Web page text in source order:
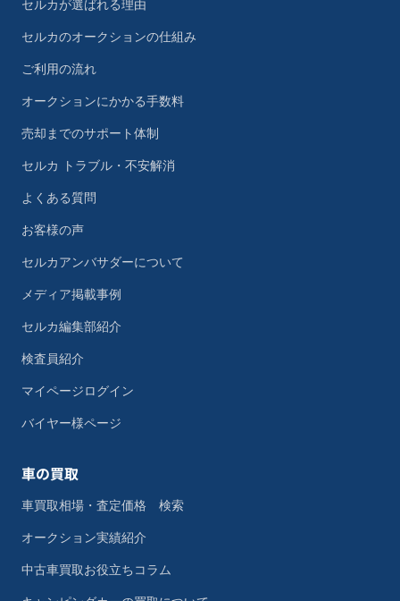
セルカが選ばれる理由
セルカのオークションの仕組み
ご利用の流れ
オークションにかかる手数料
売却までのサポート体制
セルカ トラブル・不安解消
よくある質問
お客様の声
セルカアンバサダーについて
メディア掲載事例
セルカ編集部紹介
検査員紹介
マイページログイン
バイヤー様ページ
車の買取
車買取相場・査定価格 検索
オークション実績紹介
中古車買取お役立ちコラム